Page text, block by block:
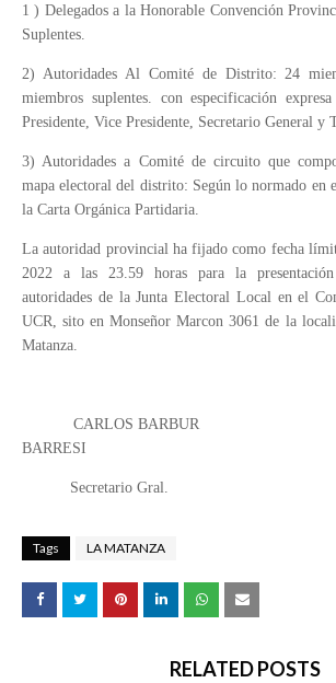
1 ) Delegados a la Honorable Convención
Suplentes.
2) Autoridades Al Comité de Distrito: 24
miembros suplentes. con especificación
Presidente, Vice Presidente, Secretario General y
3) Autoridades a Comité de circuito que
mapa electoral del distrito: Según lo normado en
la Carta Orgánica Partidaria.
La autoridad provincial ha fijado como fecha
2022 a las 23.59 horas para la
autoridades de la Junta Electoral Local en el
UCR, sito en Monseñor Marcon 3061 de la
Matanza.
CARLOS BARBUR
BARRESI
Secretario Gral.
Tags LA MATANZA
RELATED POSTS